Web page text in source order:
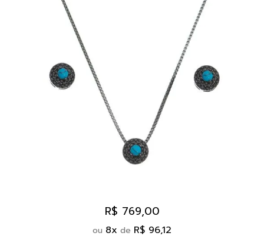
R$ 769,00
ou 8x de R$ 96,12